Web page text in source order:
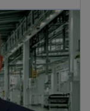
n
g
l
e
t
s’ouvre dans un nouvel onglet